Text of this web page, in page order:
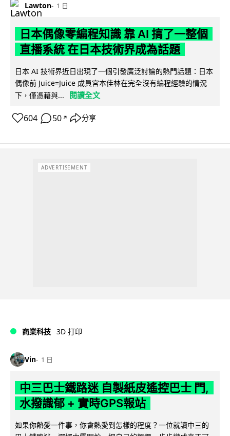
Lawton 1 日
日本偶像零編程知識 靠 AI 搞了一整個
直播系統 在日本技術界成為話題
日本 AI 技術界近日出現了一個引發廣泛討論的熱門話題：日本
偶像前 Juice=Juice 成員宮本佳林在完全沒有編程經驗的情況
下，僅憑藉與...
閱讀全文
604 50 ↗ 分享
ADVERTISEMENT
商業科技 3D 打印
Vin 1 日
中三巴士鐵路迷 自製紙皮遙控巴士 門,
水撥識郁 + 實時GPS報站
如果你熱愛一件事，你會熱愛到怎樣的程度？一位就讀中三的